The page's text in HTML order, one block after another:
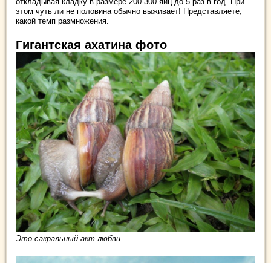
этом чуть ли не половина обычно выживает! Представляете,
какой темп размножения.
Гигантская ахатина фото
Это сакральный акт любви.